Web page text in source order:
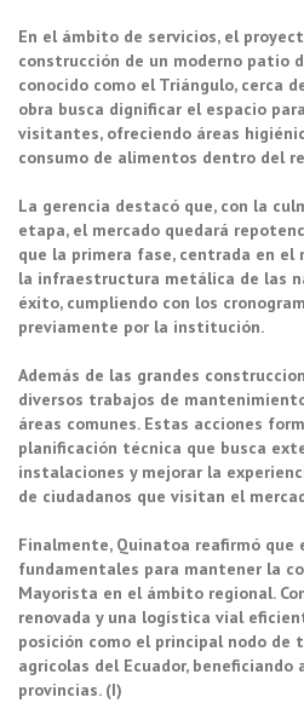
En el ámbito de servicios, el
construcción de un moderno patio
conocido como el Triángulo, cerca
obra busca dignificar el espacio
visitantes, ofreciendo áreas
consumo de alimentos dentro del
La gerencia destacó que, con la
etapa, el mercado quedará
que la primera fase, centrada en
la infraestructura metálica de las
éxito, cumpliendo con los
previamente por la institución.
Además de las grandes
diversos trabajos de
áreas comunes. Estas acciones
planificación técnica que busca
instalaciones y mejorar la
de ciudadanos que visitan el
Finalmente, Quinatoa reafirmó que
fundamentales para mantener la
Mayorista en el ámbito regional.
renovada y una logística vial
posición como el principal nodo de
agrícolas del Ecuador,
provincias. (I)